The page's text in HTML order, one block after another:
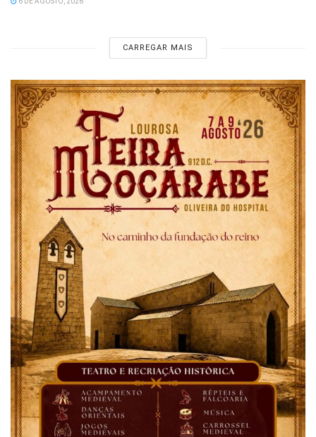
CARREGAR MAIS